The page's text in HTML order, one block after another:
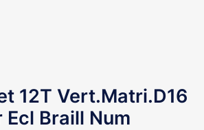
12T Vert.Matri.D16
Ecl Braill Num